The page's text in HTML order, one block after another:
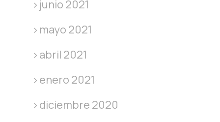
junio 2021
mayo 2021
abril 2021
enero 2021
diciembre 2020